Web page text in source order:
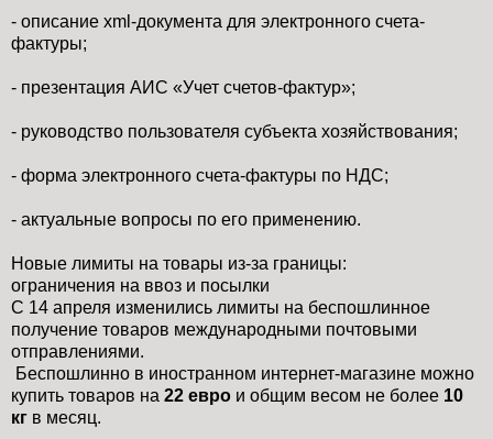
- описание xml-документа для электронного счета-
фактуры;
- презентация АИС «Учет счетов-фактур»;
- руководство пользователя субъекта хозяйствования;
- форма электронного счета-фактуры по НДС;
- актуальные вопросы по его применению.
Новые лимиты на товары из-за границы:
ограничения на ввоз и посылки
С 14 апреля изменились лимиты на беспошлинное
получение товаров международными почтовыми
отправлениями.
Беспошлинно в иностранном интернет-магазине можно
купить товаров на 22 евро и общим весом не более 10
кг в месяц.